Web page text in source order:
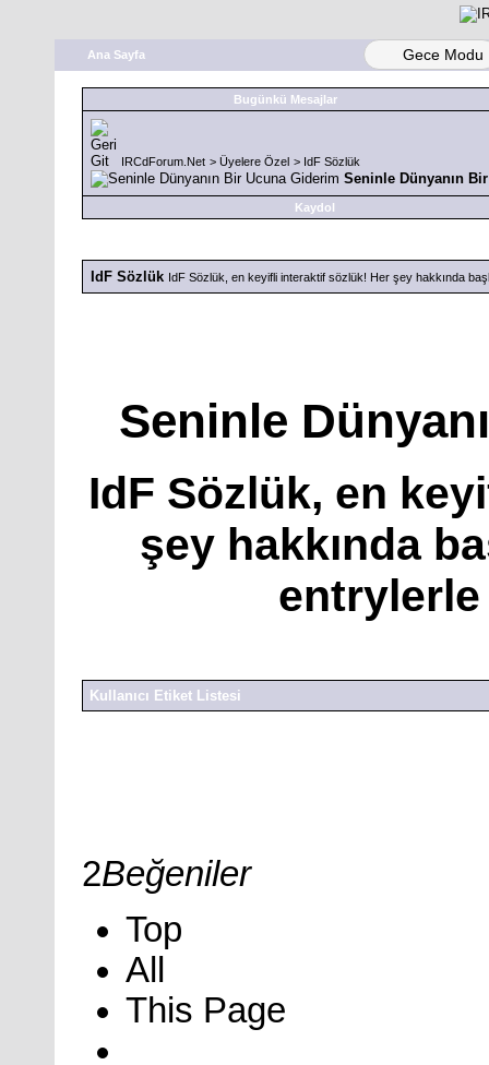
Ana Sayfa Gece Modu
Bugünkü Mesajlar
IRCdForum.Net > Üyelere Özel > IdF Sözlük
Seninle Dünyanın
Kaydol
IdF Sözlük IdF Sözlük, en keyifli interaktif sözlük! Her şey hakkında
Seninle
IdF Sözlük, en
şey hakkında
entrylerle
Kullanıcı Etiket Listesi
2Beğeniler
Top
All
This Page